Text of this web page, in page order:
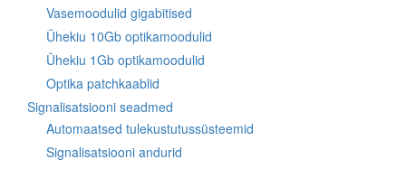
Vasemoodulid gigabitised
Ühekiu 10Gb optikamoodulid
Ühekiu 1Gb optikamoodulid
Optika patchkaablid
Signalisatsiooni seadmed
Automaatsed tulekustutussüsteemid
Signalisatsiooni andurid